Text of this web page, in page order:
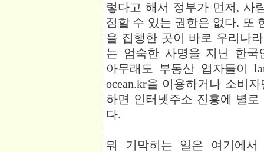
렇다고 해서 정부가 먼저, 사
점할 수 있는 권한은 없다. 또
을 집행한 곳이 바로 우리나
는 엄숙한 사명을 지닌 한국
아무래도 부동산 업자들이
ocean.kr을 이용하거나 소비
하면 인터넷주소 진흥에 별
다.
뭐 기막히는 일은 여기에